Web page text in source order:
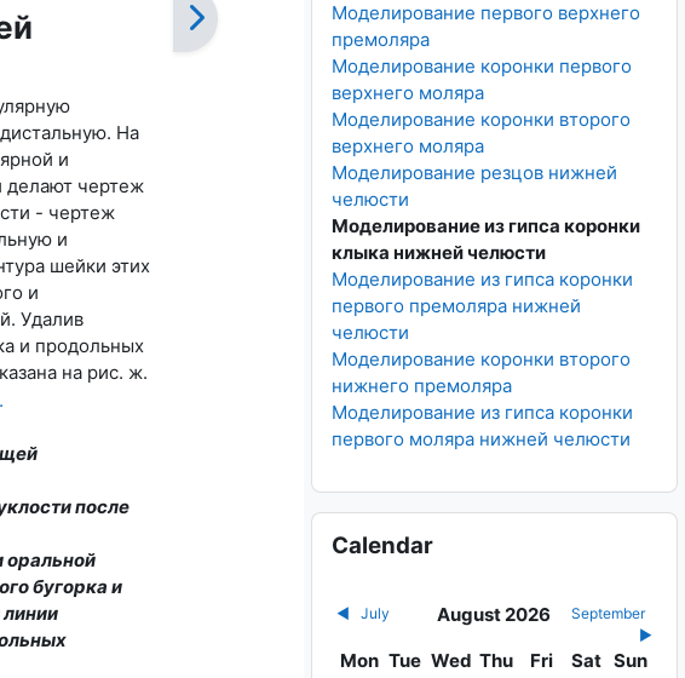
Моделирование первого верхнего
премоляра
Моделирование коронки первого
верхнего моляра
Моделирование коронки второго
верхнего моляра
Моделирование резцов нижней
челюсти
Моделирование из гипса коронки
клыка нижней челюсти
Моделирование из гипса коронки
первого премоляра нижней
челюсти
Моделирование коронки второго
нижнего премоляра
Моделирование из гипса коронки
первого моляра нижней челюсти
Skip Calendar
Calendar
◀︎ July August 2026
September
▶︎
Monday
Mon Tuesday
Tue Wednesday
Wed Thursday
Thu Friday
Fri Saturday
Sat Sunday
Sun
На
и
делают чертеж
- чертеж
и
шейки этих
и
Удалив
и продольных
на рис. ж.
после
оральной
бугорка и